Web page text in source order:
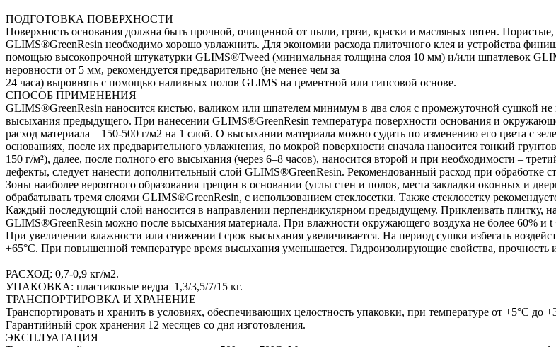
ПОДГОТОВКА ПОВЕРХНОСТИ
Поверхность основания должна быть прочной, очищенной от пыли, грязи, краски и масляных пятен.
GLIMS®GreenResin необходимо хорошо увлажнить. Для экономии расхода плиточного клея и устройства
помощью высокопрочной штукатурки GLIMS®Tweed (минимальная толщина слоя 10 мм) и/или шпатлевок
неровности от 5 мм, рекомендуется предварительно (не менее чем за
24 часа) выровнять с помощью наливных полов GLIMS на цементной или гипсовой основе.
СПОСОБ ПРИМЕНЕНИЯ
GLIMS®GreenResin наносится кистью, валиком или шпателем минимум в два слоя с промежуточной сушкой
высыхания предыдущего. При нанесении GLIMS®GreenResin температура поверхности основания и
расход материала – 150-500 г/м2 на 1 слой. О высыхании материала можно судить по изменению его цвета с
основаниях, после их предварительного увлажнения, по мокрой поверхности сначала наносится тонкий
150 г/м²), далее, после полного его высыхания (через 6–8 часов), наносится второй и при необходимости –
дефекты, следует нанести дополнительный слой GLIMS®GreenResin. Рекомендованный расход при обработке
Зоны наиболее вероятного образования трещин в основании (углы стен и полов, места закладки оконных и
обрабатывать тремя слоями GLIMS®GreenResin, с использованием стеклосетки. Также стеклосетку
Каждый последующий слой наносится в направлении перпендикулярном предыдущему. Приклеивать плитку,
GLIMS®GreenResin можно после высыхания материала. При влажности окружающего воздуха не более 60% и t
При увеличении влажности или снижении t срок высыхания увеличивается. На период сушки избегать
+65°С. При повышенной температуре время высыхания уменьшается. Гидроизолирующие свойства, прочность
РАСХОД: 0,7-0,9 кг/м2.
УПАКОВКА: пластиковые ведра 1,3/3,5/7/15 кг.
ТРАНСПОРТИРОВКА И ХРАНЕНИЕ
Транспортировать и хранить в условиях, обеспечивающих целостность упаковки, при температуре от +5°С до
Гарантийный срок хранения 12 месяцев со дня изготовления.
ЭКСПЛУАТАЦИЯ